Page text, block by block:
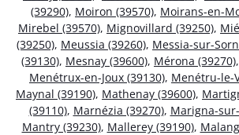
(39290), Moiron (39570), Moirans-en-
Mirebel (39570), Mignovillard (39250),
(39250), Meussia (39260), Messia-sur-
(39130), Mesnay (39600), Mérona (39270),
Menétrux-en-Joux (39130), Menétru-le-
Maynal (39190), Mathenay (39600),
(39110), Marnézia (39270), Marigna-
Mantry (39230), Mallerey (39190),